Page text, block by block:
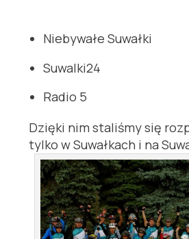
Niebywałe Suwałki
Suwalki24
Radio 5
Dzięki nim staliśmy się
tylko w Suwałkach i na